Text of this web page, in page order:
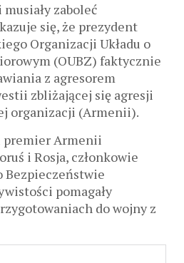
zaboleć
się, że prezydent
Organizacji Układu o
(OUBZ) faktycznie
z agresorem
zbliżającej się agresji
organizacji (Armenii).
premier Armenii
i Rosja, członkowie
Bezpieczeństwie
pomagały
do wojny z